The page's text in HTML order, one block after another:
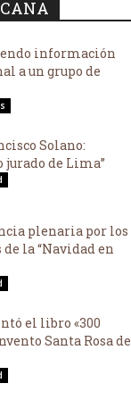
información
a un grupo de
Solano:
jurado de Lima”
plenaria por los
de la “Navidad en
el libro «300
Santa Rosa de